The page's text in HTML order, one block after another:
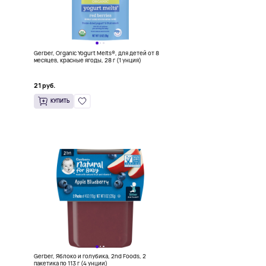
Gerber, Organic Yogurt Melts®, для детей от 8
месяцев, красные ягоды, 28 г (1 унция)
21 руб.
КУПИТЬ
Gerber, Яблоко и голубика, 2nd Foods, 2
пакетика по 113 г (4 унции)